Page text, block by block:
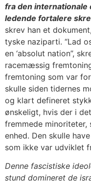
fra den
ledende fortalere
skrev han et
tyske naziparti. “Lad
en ‘absolut nation”,
racemæssig
fremtoning som var
skulle siden tidernes
og klart defineret
ønskeligt, hvis der i
fremmede
enhed. Den skulle
som ikke var udviklet
Denne fascistiske
stund domineret de